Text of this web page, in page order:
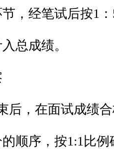
，经笔试后按1
总成绩。
后，在面试成绩
顺序，按1:1比